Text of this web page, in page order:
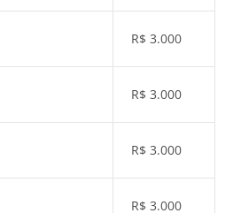
R$ 3.000
R$ 3.000
R$ 3.000
R$ 3.000